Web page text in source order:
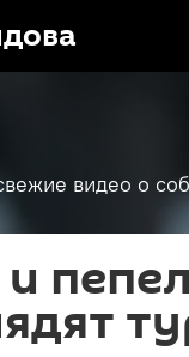
видео о